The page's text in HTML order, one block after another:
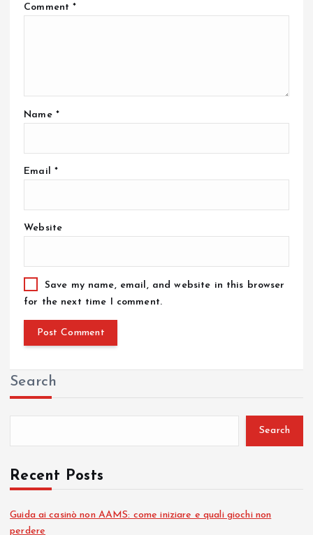
Comment*
Name *
Email *
Website
Save my name, email, and website in this browser
for the next time I comment.
Search
Search
Recent Posts
Guida ai casinò non AAMS: come iniziare e quali giochi non
perdere